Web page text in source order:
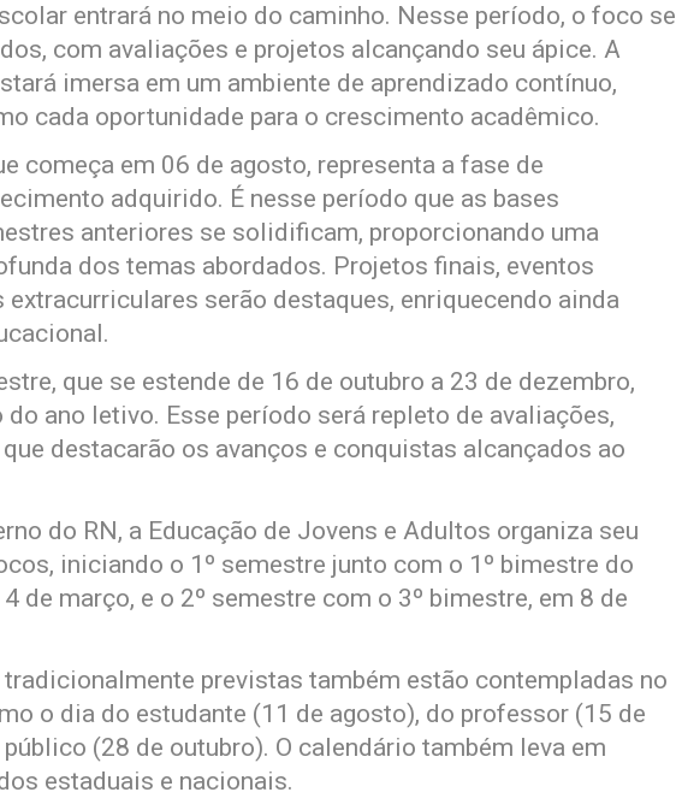
entrará no meio do caminho. Nesse período, o foco se
com avaliações e projetos alcançando seu ápice. A
imersa em um ambiente de aprendizado contínuo,
cada oportunidade para o crescimento acadêmico.
começa em 06 de agosto, representa a fase de
adquirido. É nesse período que as bases
anteriores se solidificam, proporcionando uma
dos temas abordados. Projetos finais, eventos
serão destaques, enriquecendo ainda
que se estende de 16 de outubro a 23 de dezembro,
do ano letivo. Esse período será repleto de avaliações,
destacarão os avanços e conquistas alcançados ao
do RN, a Educação de Jovens e Adultos organiza seu
iniciando o 1º semestre junto com o 1º bimestre do
de março, e o 2º semestre com o 3º bimestre, em 8 de
previstas também estão contempladas no
o dia do estudante (11 de agosto), do professor (15 de
(28 de outubro). O calendário também leva em
estaduais e nacionais.